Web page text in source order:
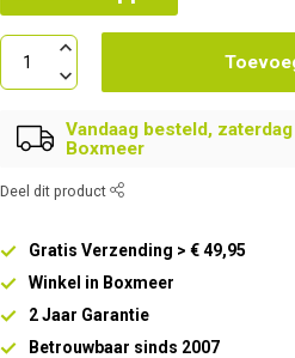
Vandaag besteld,
Boxmeer
Deel dit product
Gratis Verzending > € 49,95
Winkel in Boxmeer
2 Jaar Garantie
Betrouwbaar sinds 2007